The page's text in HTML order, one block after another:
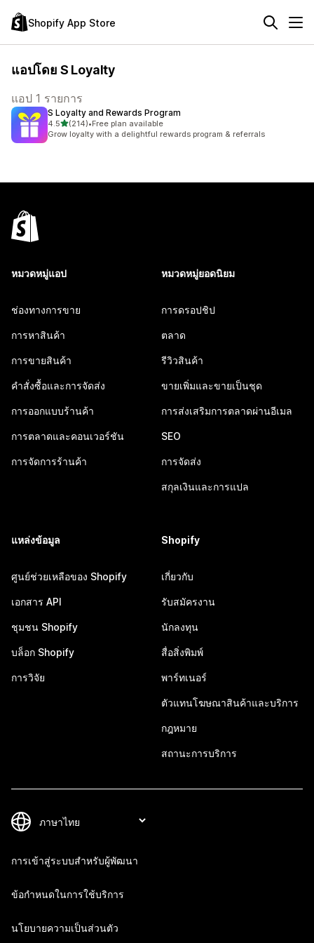
Shopify App Store
แอปโดย S Loyalty
แอป 1 รายการ
S Loyalty and Rewards Program
4.5เต็ม 5 ดาว
(214)
ทั้งหมด 214 รีวิว
•Free plan available
Grow loyalty with a delightful rewards program & referrals
หมวดหมู่แอป
ช่องทางการขาย
การหาสินค้า
การขายสินค้า
คำสั่งซื้อและการจัดส่ง
การออกแบบร้านค้า
การตลาดและคอนเวอร์ชัน
การจัดการร้านค้า
หมวดหมู่ยอดนิยม
การดรอปชิป
ตลาด
รีวิวสินค้า
ขายเพิ่มและขายเป็นชุด
การส่งเสริมการตลาดผ่านอีเมล
SEO
การจัดส่ง
สกุลเงินและการแปล
แหล่งข้อมูล
ศูนย์ช่วยเหลือของ Shopify
เอกสาร API
ชุมชน Shopify
บล็อก Shopify
การวิจัย
Shopify
เกี่ยวกับ
รับสมัครงาน
นักลงทุน
สื่อสิ่งพิมพ์
พาร์ทเนอร์
ตัวแทนโฆษณาสินค้าและบริการ
กฎหมาย
สถานะการบริการ
การเข้าสู่ระบบสำหรับผู้พัฒนา
ข้อกำหนดในการใช้บริการ
นโยบายความเป็นส่วนตัว